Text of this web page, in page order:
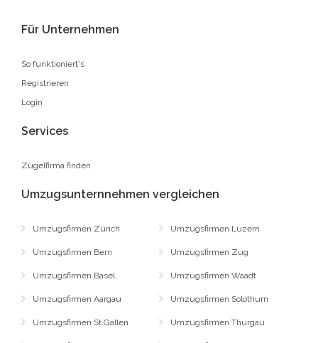
Für Unternehmen
So funktioniert's
Registrieren
Login
Services
Zügelfirma finden
Umzugsunternnehmen vergleichen
Umzugsfirmen Zürich
Umzugsfirmen Bern
Umzugsfirmen Basel
Umzugsfirmen Aargau
Umzugsfirmen St.Gallen
Umzugsfirmen Luzern
Umzugsfirmen Zug
Umzugsfirmen Waadt
Umzugsfirmen Solothurn
Umzugsfirmen Thurgau